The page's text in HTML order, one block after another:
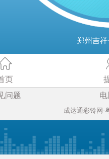
郑州吉祥
页
问题
电
成达通彩铃网-